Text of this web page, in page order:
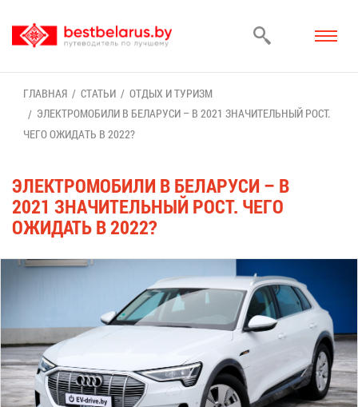
ГЛАВ­НАЯ СТА­ТЬИ
ОТ­ДЫХ И ТУ­РИЗМ
ЭЛЕК­ТРО­МО­БИ­ЛИ В БЕ­ЛА­РУ­СИ – В 2021 ЗНА­ЧИ­ТЕЛЬ­НЫЙ РОСТ.
ЧЕ­ГО ОЖИ­ДАТЬ В 2022?
ЭЛЕК­ТРО­МО­БИ­ЛИ В БЕ­ЛА­РУ­СИ – В
2021 ЗНА­ЧИ­ТЕЛЬ­НЫЙ РОСТ. ЧЕ­ГО
ОЖИ­ДАТЬ В 2022?